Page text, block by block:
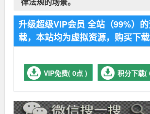
律法规的场景。
升级超级VIP会员 全站（99%）
载，本站均为虚拟资源，购买下载
VIP免费( 0点 ) 积分下载(